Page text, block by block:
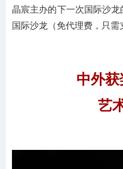
晶宸主办的下一次国际沙
国际沙龙（免代理费，只需
中外
艺